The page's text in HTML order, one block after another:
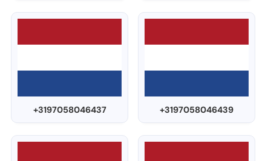
+3197058046437 +3197058046439